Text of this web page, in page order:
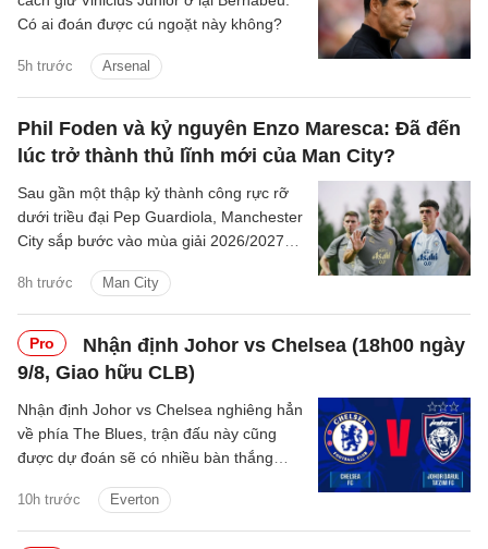
5h trước Arsenal
Có ai đoán được cú ngoặt này không?
Phil Foden và kỷ nguyên Enzo Maresca: Đã đến
lúc trở thành thủ lĩnh mới của Man City?
8h trước Man City
Sau gần một thập kỷ thành công rực rỡ
dưới triều đại Pep Guardiola, Manchester
City sắp bước vào mùa giải 2026/2027
trên băng ghế chỉ đạo.
Pro
Nhận định Johor vs Chelsea (18h00 ngày
9/8, Giao hữu CLB)
10h trước Everton
Nhận định Johor vs Chelsea nghiêng hẳn
về phía The Blues, trận đấu này cũng
được dự đoán sẽ có nhiều bàn thắng